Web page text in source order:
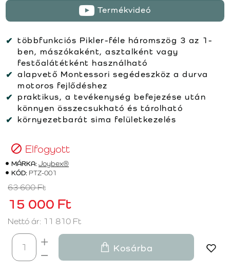
Termékvideó
többfunkciós Pikler-féle háromszög 3 az 1-
ben, mászókaként, asztalként vagy
festőalátétként használható
alapvető Montessori segédeszköz a durva
motoros fejlődéshez
praktikus, a tevékenység befejezése után
könnyen összecsukható és tárolható
környezetbarát sima felületkezelés
Elfogyott
MÁRKA:Joybex®
KÓD: PTZ-001
15 000 Ft
63 600 Ft
Nettó ár: 11 810 Ft
Kosárba